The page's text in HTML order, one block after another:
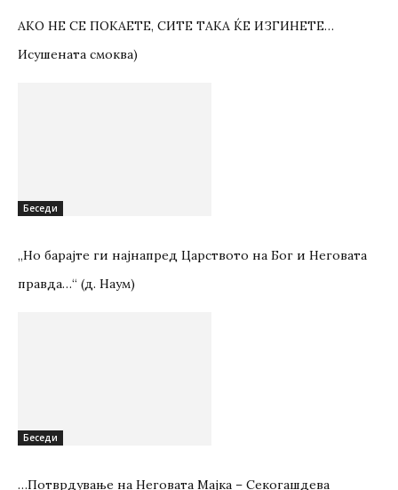
АКО НЕ СЕ ПОКАЕТЕ, СИТЕ ТАКА ЌЕ ИЗГИНЕТЕ…
Исушената смоква)
Беседи
„Но барајте ги најнапред Царството на Бог и Неговата
правда…“ (д. Наум)
Беседи
…Потврдување на Неговата Мајка – Секогашдева